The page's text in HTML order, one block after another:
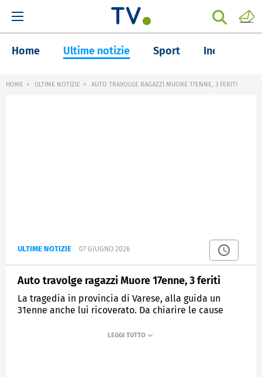
Home Ultime notizie Sport Inchieste
HOME ULTIME NOTIZIE AUTO TRAVOLGE RAGAZZI MUORE 17ENNE, 3 FERITI
ULTIME NOTIZIE 07 GIUGNO 2026
Auto travolge ragazzi Muore 17enne, 3 feriti
La tragedia in provincia di Varese, alla guida un
31enne anche lui ricoverato. Da chiarire le cause